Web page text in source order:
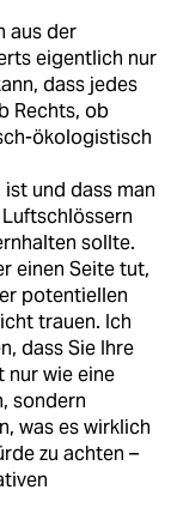
aus der
eigentlich nur
dass jedes
Rechts, ob
ökologistisch
und dass man
sollte.
einen Seite tut,
potentiellen
trauen. Ich
dass Sie Ihre
nur wie eine
sondern
was es wirklich
zu achten –